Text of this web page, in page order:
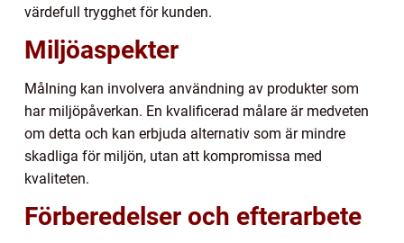
värdefull trygghet för kunden.
Miljöaspekter
Målning kan involvera användning av produkter som
har miljöpåverkan. En kvalificerad målare är medveten
om detta och kan erbjuda alternativ som är mindre
skadliga för miljön, utan att kompromissa med
kvaliteten.
Förberedelser och efterarbete